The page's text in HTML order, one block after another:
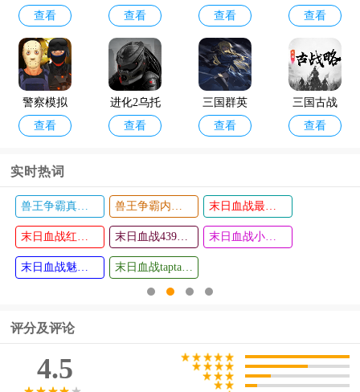
4
破解版满
人物
查看
乱斗3正版
查看
破解版
查看
时
查看
警察模拟
器3手机版
查看
进化2乌托
邦之战最
查看
三国群英
传7手机版
查看
三国古战
略手游官
查看
漫威终极
逆转官服
查看
异次元世
界软件
查看
实时热词
评分及评论
4.5